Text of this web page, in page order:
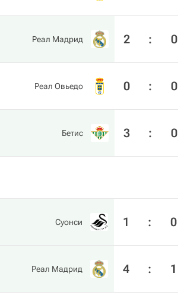
Реал Мадрид 2 : 0
Реал Овьедо 0 : 0
Бетис 3 : 0
Суонси 1 : 0
Реал Мадрид 4 : 1